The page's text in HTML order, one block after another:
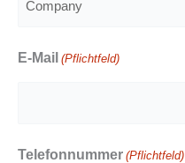
E-Mail (Pflichtfeld)
Telefonnummer (Pflichtfeld)